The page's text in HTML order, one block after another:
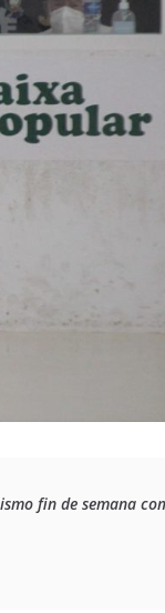
fin de semana